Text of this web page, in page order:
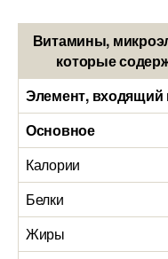
Витамины,
которые
Элемент, входящий
Основное
Калории
Белки
Жиры